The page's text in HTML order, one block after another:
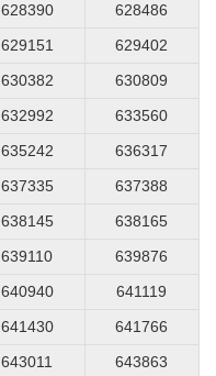
628390
628486
629151
629402
630382
630809
632992
633560
635242
636317
637335
637388
638145
638165
639110
639876
640940
641119
641430
641766
643011
643863